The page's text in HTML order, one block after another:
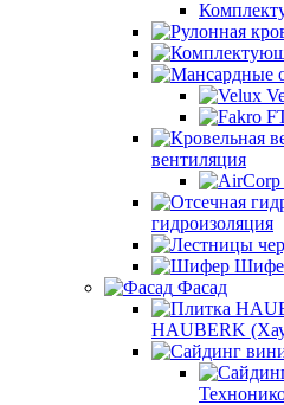
вентиляция
гидроизоляция
Фасад
HAUBERK